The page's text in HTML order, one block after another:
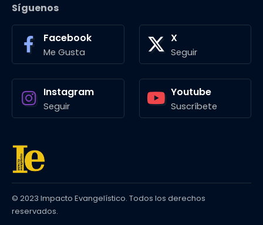
Síguenos
Facebook
Me Gusta
X
Seguir
Instagram
Seguir
Youtube
Suscríbete
© 2023 Impacto Evangelístico. Todos los derechos
reservados.